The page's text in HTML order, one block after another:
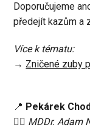
Doporučujeme
předejít kazům a
Více k tématu:
→ Zničené zuby
📍 Pekárek
👨‍⚕️ MDDr. Adam